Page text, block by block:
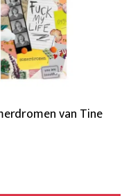
van Tine